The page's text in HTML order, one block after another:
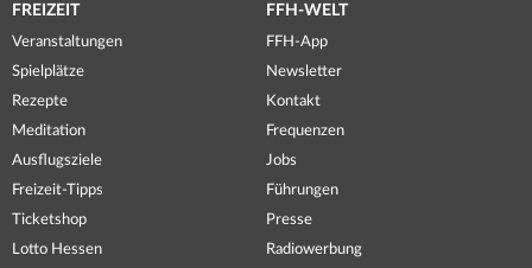
FREIZEIT
Veranstaltungen
Spielplätze
Rezepte
Meditation
Ausflugsziele
Freizeit-Tipps
Ticketshop
Lotto Hessen
FFH-WELT
FFH-App
Newsletter
Kontakt
Frequenzen
Jobs
Führungen
Presse
Radiowerbung